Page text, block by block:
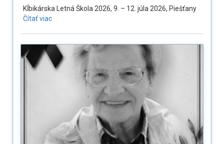
Kĺbikárska Letná Škola 2026, 9. – 12. júla 2026, Piešťany
Čítať viac